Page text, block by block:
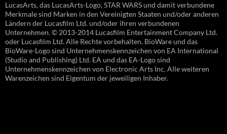
LucasArts, das LucasArts-Logo, STAR WARS und damit verbundene
Merkmale sind Marken in den Vereinigten Staaten und/oder anderen
Ländern der Lucasfilm Ltd. und/oder ihren verbundenen
Unternehmen. © 2013-2014 Lucasfilm Entertainment Company Ltd.
oder Lucasfilm Ltd. Alle Rechte vorbehalten. BioWare und das
BioWare-Logo sind Unternehmenskennzeichen von EA International
(Studio and Publishing) Ltd. EA und das EA-Logo sind
Unternehmenskennzeichen von Electronic Arts Inc. Alle weiteren
Warenzeichen sind Eigentum der jeweiligen Inhaber.